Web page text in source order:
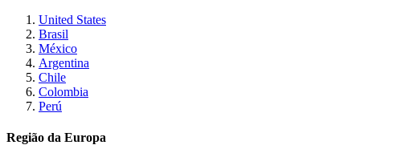
United States
Brasil
México
Argentina
Chile
Colombia
Perú
Região da Europa